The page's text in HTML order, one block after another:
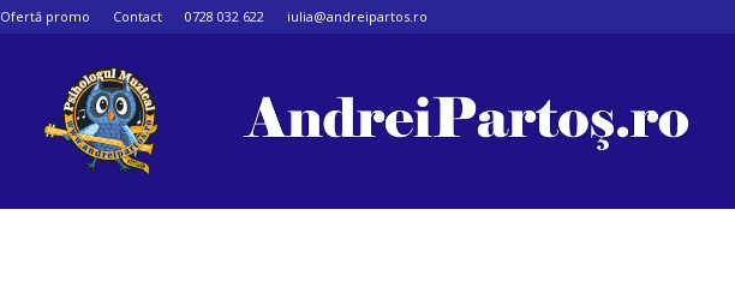
Ofertă promo Contact 0728 032 622 iulia@andreipartos.ro